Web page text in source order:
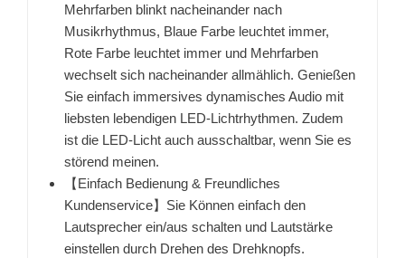
Mehrfarben blinkt nacheinander nach
Musikrhythmus, Blaue Farbe leuchtet immer,
Rote Farbe leuchtet immer und Mehrfarben
wechselt sich nacheinander allmählich. Genießen
Sie einfach immersives dynamisches Audio mit
liebsten lebendigen LED-Lichtrhythmen. Zudem
ist die LED-Licht auch ausschaltbar, wenn Sie es
störend meinen.
【Einfach Bedienung & Freundliches
Kundenservice】Sie Können einfach den
Lautsprecher ein/aus schalten und Lautstärke
einstellen durch Drehen des Drehknopfs.